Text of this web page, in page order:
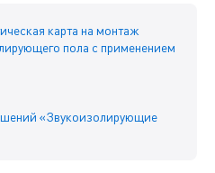
карта на монтаж
пола с применением
«Звукоизолирующие